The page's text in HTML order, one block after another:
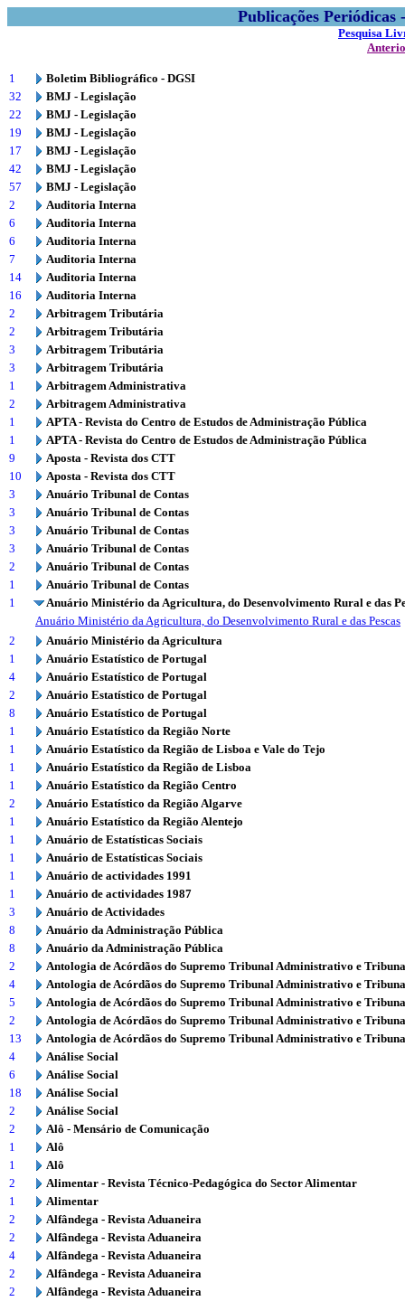
Publicações
Pesquisa
1
Boletim Bibliográfico - DGSI
32
BMJ - Legislação
22
BMJ - Legislação
19
BMJ - Legislação
17
BMJ - Legislação
42
BMJ - Legislação
57
BMJ - Legislação
2
Auditoria Interna
6
Auditoria Interna
6
Auditoria Interna
7
Auditoria Interna
14
Auditoria Interna
16
Auditoria Interna
2
Arbitragem Tributária
2
Arbitragem Tributária
3
Arbitragem Tributária
3
Arbitragem Tributária
1
Arbitragem Administrativa
2
Arbitragem Administrativa
1
APTA - Revista do Centro de Estudos de Administração Pública
1
APTA - Revista do Centro de Estudos de Administração Pública
9
Aposta - Revista dos CTT
10
Aposta - Revista dos CTT
3
Anuário Tribunal de Contas
3
Anuário Tribunal de Contas
3
Anuário Tribunal de Contas
3
Anuário Tribunal de Contas
2
Anuário Tribunal de Contas
1
Anuário Tribunal de Contas
1
Anuário Ministério da Agricultura, do Desenvolvimento Rural e das
Anuário Ministério da Agricultura, do Desenvolvimento Rural e das Pescas
2
Anuário Ministério da Agricultura
1
Anuário Estatístico de Portugal
4
Anuário Estatístico de Portugal
2
Anuário Estatístico de Portugal
8
Anuário Estatístico de Portugal
1
Anuário Estatístico da Região Norte
1
Anuário Estatístico da Região de Lisboa e Vale do Tejo
1
Anuário Estatístico da Região de Lisboa
1
Anuário Estatístico da Região Centro
2
Anuário Estatístico da Região Algarve
1
Anuário Estatístico da Região Alentejo
1
Anuário de Estatísticas Sociais
1
Anuário de Estatísticas Sociais
1
Anuário de actividades 1991
1
Anuário de actividades 1987
3
Anuário de Actividades
8
Anuário da Administração Pública
8
Anuário da Administração Pública
2
Antologia de Acórdãos do Supremo Tribunal Administrativo e
4
Antologia de Acórdãos do Supremo Tribunal Administrativo e
5
Antologia de Acórdãos do Supremo Tribunal Administrativo e
2
Antologia de Acórdãos do Supremo Tribunal Administrativo e
13
Antologia de Acórdãos do Supremo Tribunal Administrativo e
4
Análise Social
6
Análise Social
18
Análise Social
2
Análise Social
2
Alô - Mensário de Comunicação
1
Alô
1
Alô
2
Alimentar - Revista Técnico-Pedagógica do Sector Alimentar
1
Alimentar
2
Alfândega - Revista Aduaneira
2
Alfândega - Revista Aduaneira
4
Alfândega - Revista Aduaneira
2
Alfândega - Revista Aduaneira
2
Alfândega - Revista Aduaneira